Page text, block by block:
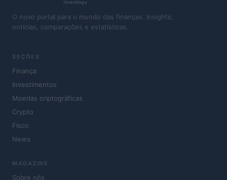
O novo portal para o mundo das finanças. Insights,
notícias, comparações e estatísticas.
SEÇÕES
Finança
Investimentos
Moedas criptográficas
Crypto
Fisco
News
MAGAZINE
Sobre nós